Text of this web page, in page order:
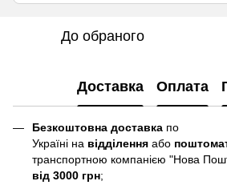
До обраного
Доставка Оплата
Безкоштовна доставка по
Україні на відділення або
транспортною компанією "Нова
від 3000 грн;